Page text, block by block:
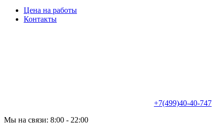
Цена на работы
Контакты
+7(499)40-40-747
Мы на связи: 8:00 - 22:00